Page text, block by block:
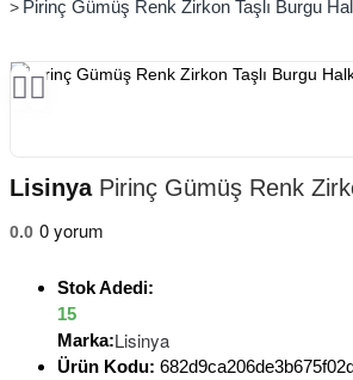
Pirinç Gümüş Renk Zirkon Taşlı Burgu
LisinyaPirinç Gümüş Renk
0.0 0 yorum
Stok Adedi:
15
Marka:Lisinya
Ürün Kodu: